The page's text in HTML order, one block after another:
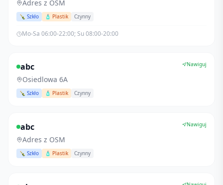
Adres z OSM
🍾 Szkło 🧴 Plastik Czynny
Mo-Sa 06:00-22:00; Su 08:00-20:00
abc
Osiedlowa 6A
🍾 Szkło 🧴 Plastik Czynny
Nawiguj
abc
Adres z OSM
🍾 Szkło 🧴 Plastik Czynny
Nawiguj